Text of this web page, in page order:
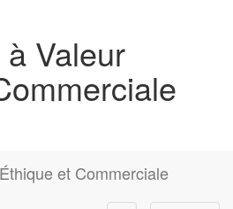
Valeur
et Commerciale